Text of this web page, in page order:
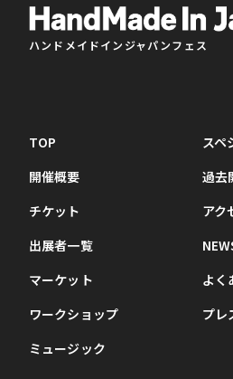
ハンドメイドインジャパンフェス
TOP
開催概要
チケット
出展者一覧
マーケット
ワークショップ
ミュージック
スペ
過去
アク
よく
プレ